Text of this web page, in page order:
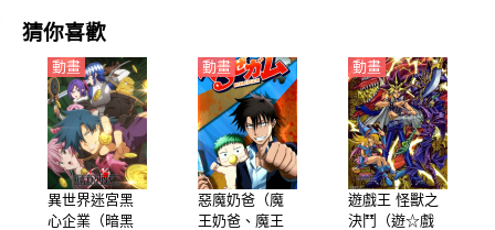
猜你喜歡
異世界迷宮黑
心企業（暗黑
動畫
惡魔奶爸（魔
王奶爸、魔王
動畫
遊戲王 怪獸之
決鬥（遊☆戲
動畫